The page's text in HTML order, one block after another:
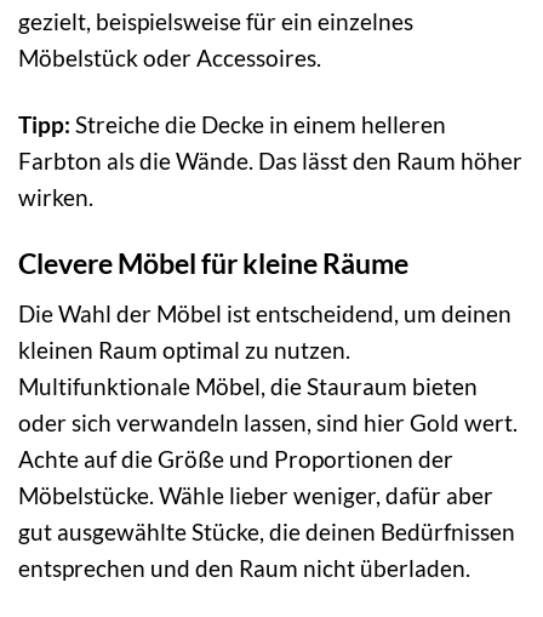
gezielt, beispielsweise für ein einzelnes
Möbelstück oder Accessoires.
Tipp: Streiche die Decke in einem helleren
Farbton als die Wände. Das lässt den Raum höher
wirken.
Clevere Möbel für kleine Räume
Die Wahl der Möbel ist entscheidend, um deinen
kleinen Raum optimal zu nutzen.
Multifunktionale Möbel, die Stauraum bieten
oder sich verwandeln lassen, sind hier Gold wert.
Achte auf die Größe und Proportionen der
Möbelstücke. Wähle lieber weniger, dafür aber
gut ausgewählte Stücke, die deinen Bedürfnissen
entsprechen und den Raum nicht überladen.